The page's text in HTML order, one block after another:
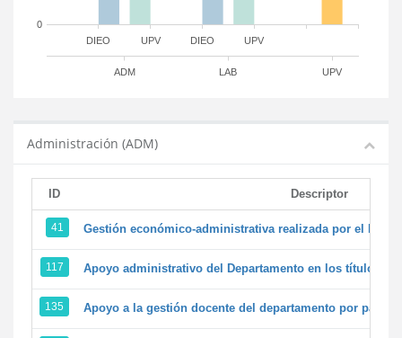
DIEO DIEO
UPV UPV
ADM LAB UPV
0
Administración (ADM)
ID Descriptor
41 Gestión económico-administrativa realizada por el
117 Apoyo administrativo del Departamento en los títulos de
135 Apoyo a la gestión docente del departamento por parte